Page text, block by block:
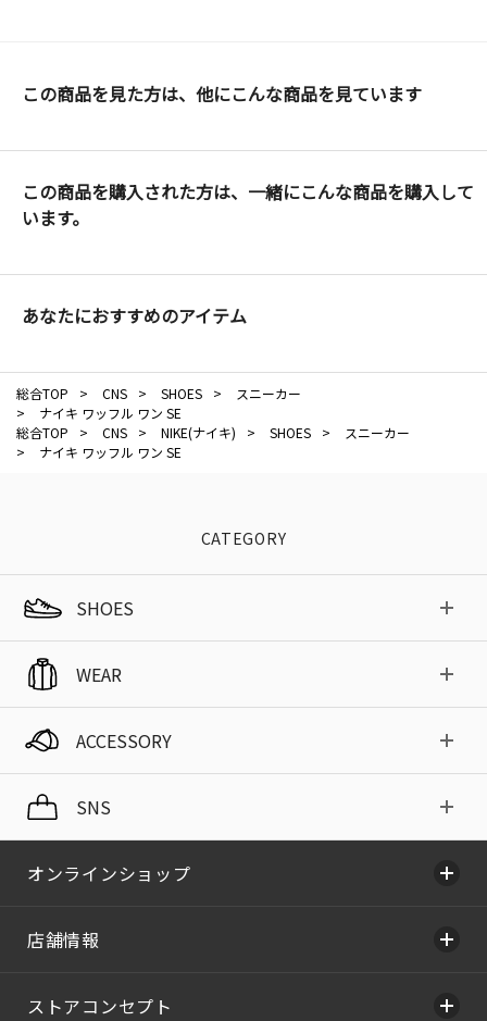
この商品を見た方は、他にこんな商品を見ています
この商品を購入された方は、一緒にこんな商品を購入して
います。
あなたにおすすめのアイテム
総合TOP > CNS > SHOES >
スニーカー
>
ナイキ ワッフル ワン SE
総合TOP
> CNS > NIKE(ナイキ) > SHOES >
スニーカー
>
ナイキ ワッフル ワン SE
CATEGORY
SHOES
WEAR
ACCESSORY
SNS
オンラインショップ
店舗情報
ストアコンセプト